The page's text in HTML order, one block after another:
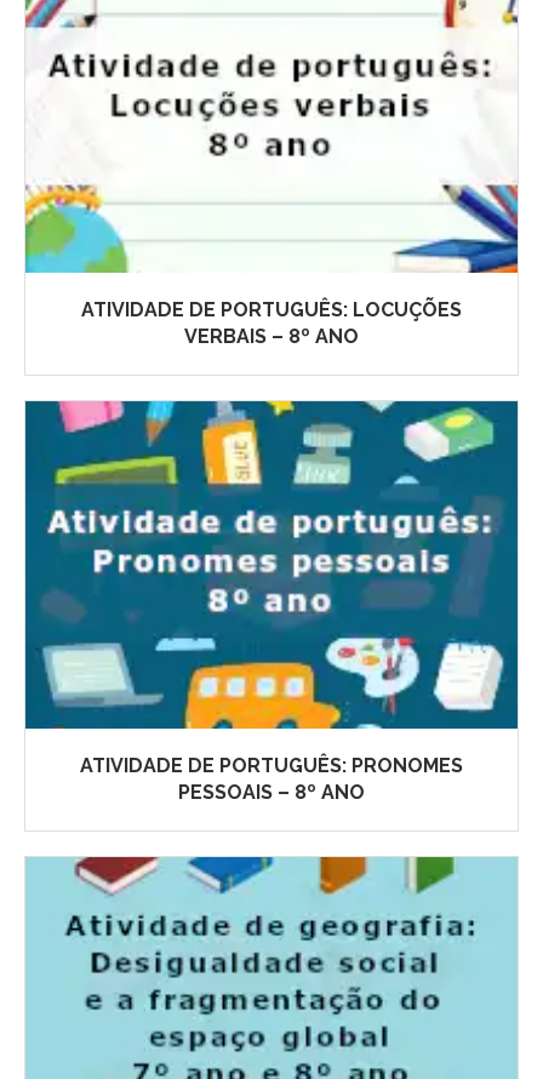
ATIVIDADE DE PORTUGUÊS: LOCUÇÕES
VERBAIS – 8º ANO
ATIVIDADE DE PORTUGUÊS: PRONOMES
PESSOAIS – 8º ANO